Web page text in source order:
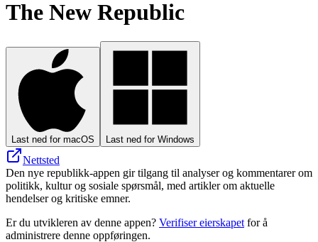
The New Republic
Last ned for macOS Last ned for Windows
Nettsted
Den nye republikk-appen gir tilgang til analyser og kommentarer om
politikk, kultur og sosiale spørsmål, med artikler om aktuelle
hendelser og kritiske emner.
Er du utvikleren av denne appen? Verifiser eierskapet for å
administrere denne oppføringen.